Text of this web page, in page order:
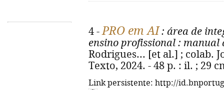
4 -PRO em AI : área de
ensino profissional : manual
Rodrigues... [et al.] ; colab.
Texto, 2024. - 48 p. : il. ; 29
Link persistente: http://